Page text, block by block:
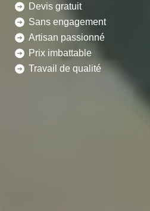
Devis gratuit
Sans engagement
Artisan passionné
Prix imbattable
Travail de qualité